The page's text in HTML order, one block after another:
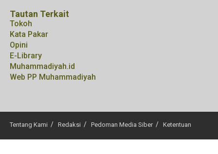
Tautan Terkait
Tokoh
Kata Pakar
Opini
E-Library
Muhammadiyah.id
Web PP Muhammadiyah
© 2025tangselmu.id. All right reserved.
Tentang Kami Redaksi Pedoman Media Siber Ketentuan